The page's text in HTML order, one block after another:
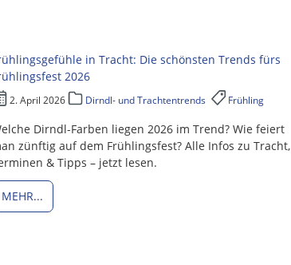
in Tracht: Die schönsten Trends fürs
2026
2. April 2026 Dirndl- und Trachtentrends Frühling
Dirndl-Farben liegen 2026 im Trend? Wie feiert
zünftig auf dem Frühlingsfest? Alle Infos zu Tracht,
& Tipps – jetzt lesen.
MEHR...